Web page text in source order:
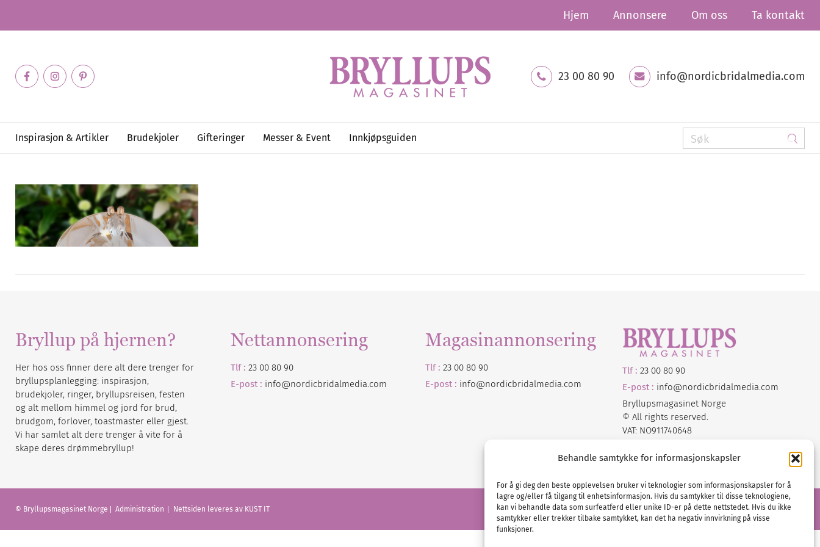
Behandle samtykke for informasjonskapsler
For å gi deg den beste opplevelsen bruker vi teknologier som informasjonskapsler for å
lagre og/eller få tilgang til enhetsinformasjon. Hvis du samtykker til disse teknologiene,
kan vi behandle data som surfeatferd eller unike ID-er på dette nettstedet. Hvis du ikke
samtykker eller trekker tilbake samtykket, kan det ha negativ innvirkning på visse
funksjoner.
Hjem Annonsere Om oss Ta kontakt
23 00 80 90 info@nordicbridalmedia.com
Inspirasjon & Artikler Brudekjoler Gifteringer Messer & Event Innkjøpsguiden
Bryllup på hjernen?
Her hos oss finner dere alt dere trenger for
bryllupsplanlegging: inspirasjon,
brudekjoler, ringer, bryllupsreisen, festen
og alt mellom himmel og jord for brud,
brudgom, forlover, toastmaster eller gjest.
Vi har samlet alt dere trenger å vite for å
skape deres drømmebryllup!
Nettannonsering
Tlf : 23 00 80 90
E-post : info@nordicbridalmedia.com
Magasinannonsering
Tlf : 23 00 80 90
E-post : info@nordicbridalmedia.com
Tlf : 23 00 80 90
E-post : info@nordicbridalmedia .com
Bryllupsmagasinet Norge
© All rights reserved.
VAT: NO911740648
© Bryllupsmagasinet Norge Administration Nettsiden leveres av KUST IT